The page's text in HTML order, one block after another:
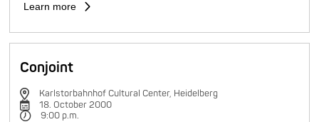
Learn more
Conjoint
Karlstorbahnhof Cultural Center, Heidelberg
18. October 2000
9:00 p.m.